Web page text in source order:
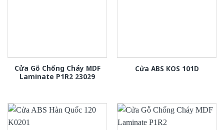
Cửa Gỗ Chống Cháy MDF
Laminate P1R2 23029
Cửa ABS KOS 101D